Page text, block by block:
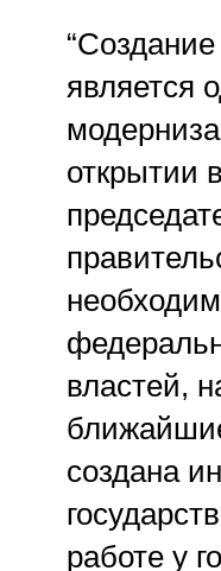
является
открытии
властей,
создана
работе у